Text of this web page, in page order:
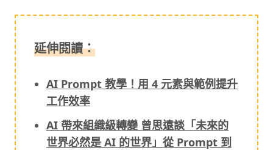
延伸閱讀：
AI Prompt 教學！用 4 元素與範例提升
工作效率
AI 帶來組織級轉變 曾思遠談「未來的
世界必然是 AI 的世界」從 Prompt 到